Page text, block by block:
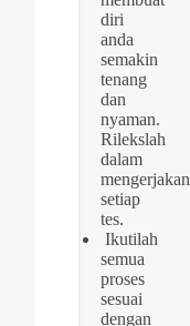
diri
anda
semakin
tenang
dan
nyaman.
Rilekslah
dalam
mengerjakan
setiap
tes.
Ikutilah
semua
proses
sesuai
dengan